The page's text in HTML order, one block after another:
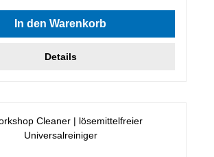
In den Warenkorb
Details